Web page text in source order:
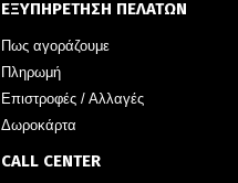
ΕΞΥΠΗΡΕΤΗΣΗ ΠΕΛΑΤΩΝ
Πως αγοράζουμε
Πληρωμή
Επιστροφές / Αλλαγές
Δωροκάρτα
CALL CENTER